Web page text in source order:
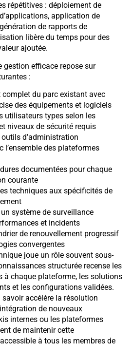
répétitives : déploiement de
application de
de rapports de
libère du temps pour des
ajoutée.
gestion efficace repose sur
:
complet du parc existant avec
des équipements et logiciels
utilisateurs types selon les
niveaux de sécurité requis
d’administration
l’ensemble des plateformes
documentées pour chaque
courante
techniques aux spécificités de
système de surveillance
et incidents
de renouvellement progressif
convergentes
joue un rôle souvent sous-
structurée recense les
à chaque plateforme, les solutions
et les configurations validées.
accélère la résolution
de nouveaux
internes ou les plateformes
de maintenir cette
à tous les membres de